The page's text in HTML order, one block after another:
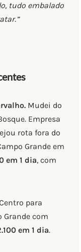
tudo embalado
Mudei do
Empresa
rota fora do
Grande em
em 1 dia, com
para
Grande com
em 1 dia.